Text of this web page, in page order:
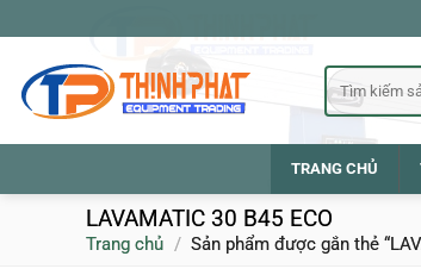
qua
dung
Tìm
kiếm:
TRANG CHỦ
LAVAMATIC 30 B45 ECO
Trang chủ / Sản phẩm được gắn thẻ